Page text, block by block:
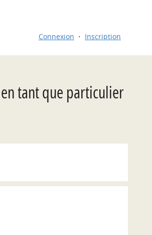
Connexion Inscription
tant que particulier